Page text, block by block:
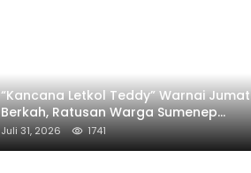
“Kancana Letkol Teddy” Warnai Jumat
Berkah, Ratusan Warga Sumenep
Terima Nasi Bungkus
Juli 31, 2026 1741